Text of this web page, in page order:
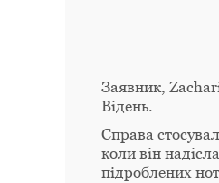
Заявник,
Відень.
Справа
коли він
підроблених